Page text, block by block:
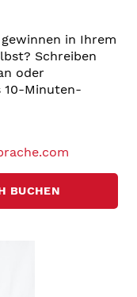
in Ihrem
Schreiben
oder
10-Minuten-
BUCHEN